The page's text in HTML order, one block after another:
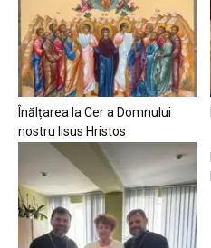
Înălțarea la Cer a Domnului
nostru Iisus Hristos